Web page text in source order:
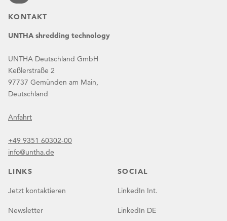
KONTAKT
UNTHA shredding technology
UNTHA Deutschland GmbH
Keßlerstraße 2
97737 Gemünden am Main,
Deutschland
Anfahrt
+49 9351 60302-00
info@untha.de
LINKS
Jetzt kontaktieren
Newsletter
SOCIAL
LinkedIn Int.
LinkedIn DE